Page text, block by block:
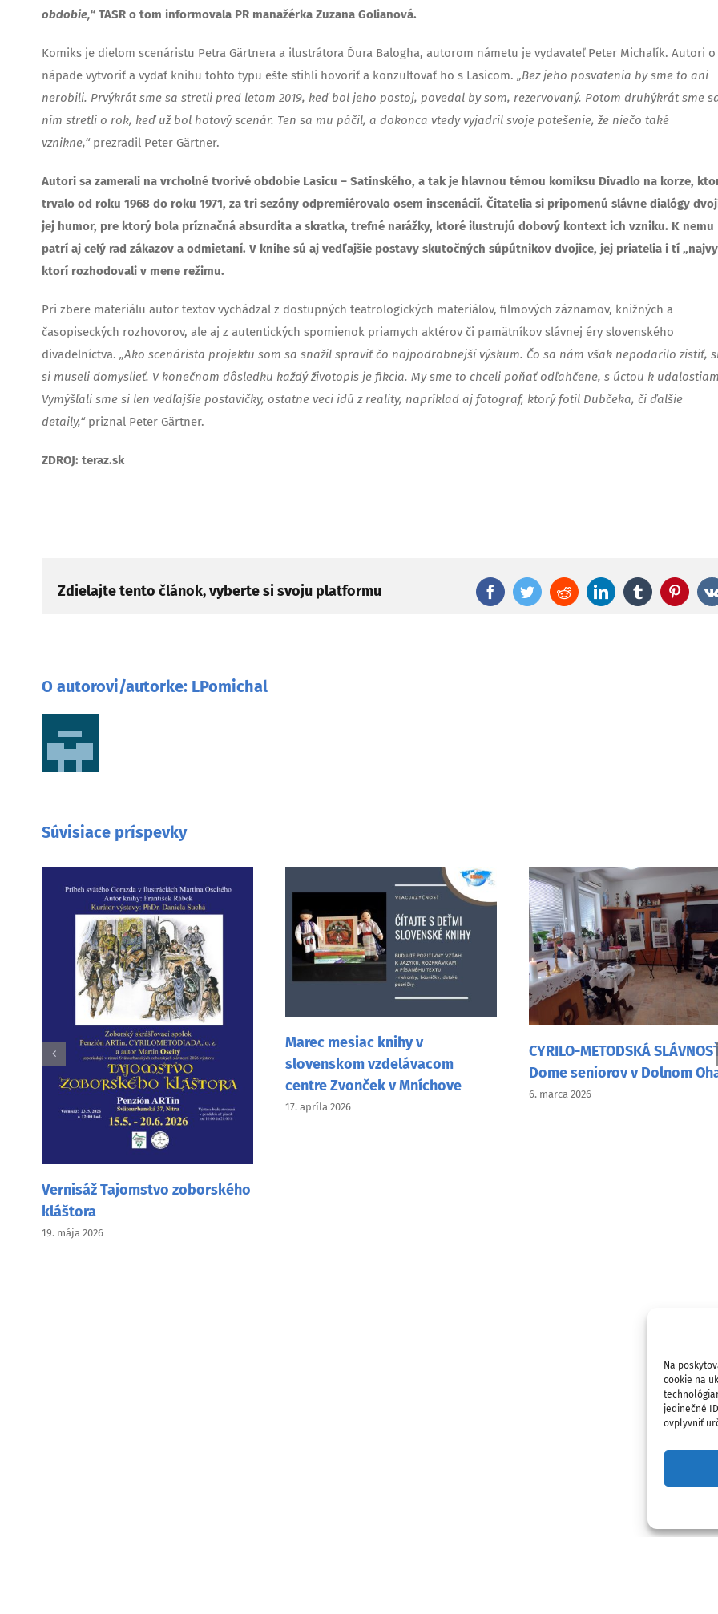
Na
cookie na
jedinečné
ovplyvniť
obdobie,“ TASR o tom informovala PR manažérka Zuzana Golianová.
Komiks je dielom scenáristu Petra Gärtnera a ilustrátora Ďura Balogha, autorom námetu je vydavateľ Peter Michalík. Autori o
nápade vytvoriť a vydať knihu tohto typu ešte stihli hovoriť a konzultovať ho s Lasicom. „Bez jeho posvätenia by sme to ani
nerobili. Prvýkrát sme sa stretli pred letom 2019, keď bol jeho postoj, povedal by som, rezervovaný. Potom druhýkrát sme
ním stretli o rok, keď už bol hotový scenár. Ten sa mu páčil, a dokonca vtedy vyjadril svoje potešenie, že niečo také
vznikne,“prezradil Peter Gärtner.
Autori sa zamerali na vrcholné tvorivé obdobie Lasicu – Satinského, a tak je hlavnou témou komiksu Divadlo na korze,
trvalo od roku 1968 do roku 1971, za tri sezóny odpremiérovalo osem inscenácií. Čitatelia si pripomenú slávne dialógy
jej humor, pre ktorý bola príznačná absurdita a skratka, trefné narážky, ktoré ilustrujú dobový kontext ich vzniku. K nemu
patrí aj celý rad zákazov a odmietaní. V knihe sú aj vedľajšie postavy skutočných súpútnikov dvojice, jej priatelia i tí
ktorí rozhodovali v mene režimu.
Pri zbere materiálu autor textov vychádzal z dostupných teatrologických materiálov, filmových záznamov, knižných a
časopiseckých rozhovorov, ale aj z autentických spomienok priamych aktérov či pamätníkov slávnej éry slovenského
divadelníctva. „Ako scenárista projektu som sa snažil spraviť čo najpodrobnejší výskum. Čo sa nám však nepodarilo zistiť,
si museli domyslieť. V konečnom dôsledku každý životopis je fikcia. My sme to chceli poňať odľahčene, s úctou k
Vymýšľali sme si len vedľajšie postavičky, ostatne veci idú z reality, napríklad aj fotograf, ktorý fotil Dubčeka, či ďalšie
detaily,“priznal Peter Gärtner.
ZDROJ: teraz.sk
Zdielajte tento článok, vyberte si svoju platformu FacebookTwitterRedditLinkedInTumblr
O autorovi/autorke: LPomichal
Súvisiace príspevky
zoborského
Marec mesiac knihy v
slovenskom vzdelávacom
centre Zvonček v Mníchove
17. apríla 2026
CYRILO-METODSKÁ SLÁVNOSŤ v
Dome seniorov v Dolnom Ohaji
6. marca 2026
Nitre
26. februára